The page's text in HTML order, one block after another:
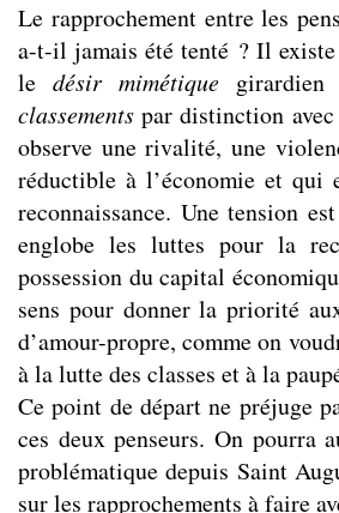
Le rapprochement entre les
a-t-il jamais été tenté ? Il
ledésir mimétique
classements par distinction
observe une rivalité, une
réductible à l’économie et qui
reconnaissance. Une tension
englobe les luttes pour la
possession du capital
sens pour donner la priorité
d’amour-propre, comme on
à la lutte des classes et à la
Ce point de départ ne préjuge
ces deux penseurs. On pourra
problématique depuis Saint
sur les rapprochements à faire